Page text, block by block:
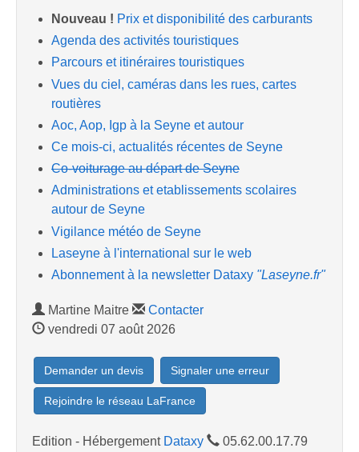
Nouveau ! Prix et disponibilité des carburants
Agenda des activités touristiques
Parcours et itinéraires touristiques
Vues du ciel, caméras dans les rues, cartes
routières
Aoc, Aop, Igp à la Seyne et autour
Ce mois-ci, actualités récentes de Seyne
Co-voiturage au départ de Seyne
Administrations et etablissements scolaires
autour de Seyne
Vigilance météo de Seyne
Laseyne à l'international sur le web
Abonnement à la newsletter Dataxy "Laseyne.fr"
Martine Maitre
Contacter
vendredi 07 août 2026
Demander un devis Signaler une erreur
Rejoindre le réseau LaFrance
Edition - Hébergement Dataxy
05.62.00.17.79